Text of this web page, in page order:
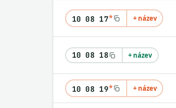
10 08 17* + název
10 08 18 + název
10 08 19* + název